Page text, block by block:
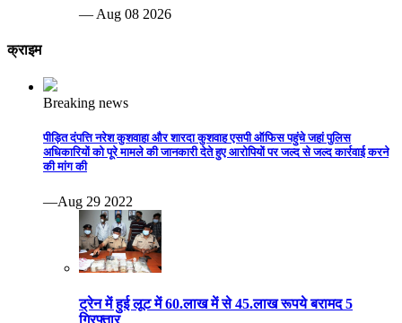
— Aug 08 2026
क्राइम
Breaking news
पीड़ित दंपत्ति नरेश कुशवाहा और शारदा कुशवाह एसपी ऑफिस पहुंचे जहां पुलिस
अधिकारियों को पूरे मामले की जानकारी देते हुए आरोपियों पर जल्द से जल्द कार्रवाई करने
की मांग की
—Aug 29 2022
ट्रेन में हुई लूट में 60.लाख में से 45.लाख रूपये बरामद 5
गिरफ्तार